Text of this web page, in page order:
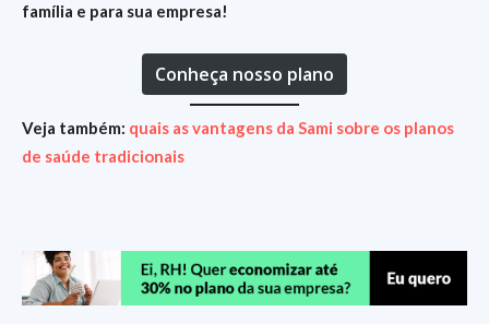
família e para sua empresa!
Conheça nosso plano
Veja também: quais as vantagens da Sami sobre os planos
de saúde tradicionais